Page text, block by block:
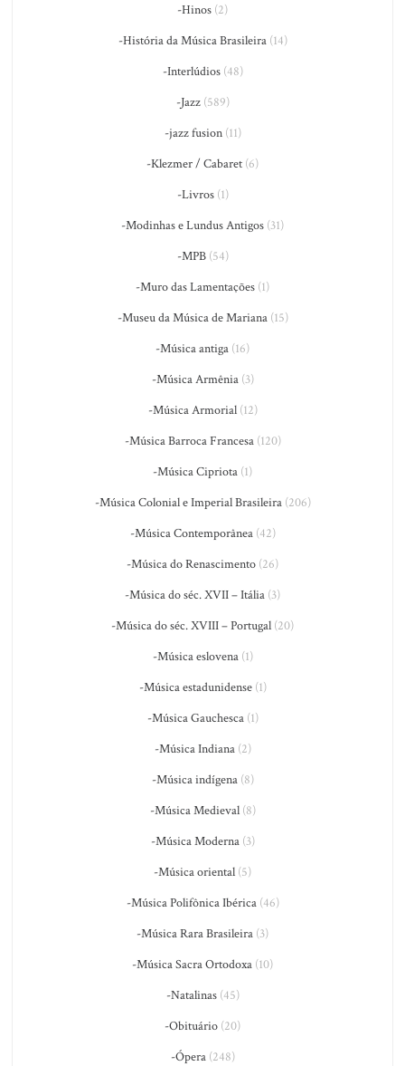
-Hinos (2)
-História da Música Brasileira(14)
-Interlúdios(48)
-Jazz(589)
-jazz fusion(11)
-Klezmer / Cabaret (6)
-Livros(1)
-Modinhas e Lundus Antigos (31)
-MPB(54)
-Muro das Lamentações (1)
-Museu da Música de Mariana(15)
-Música antiga (16)
-Música Armênia(3)
-Música Armorial(12)
-Música Barroca Francesa(120)
-Música Cipriota (1)
-Música Colonial e Imperial Brasileira(206)
-Música Contemporânea(42)
-Música do Renascimento (26)
-Música do séc. XVII – Itália (3)
-Música do séc. XVIII – Portugal (20)
-Música eslovena(1)
-Música estadunidense(1)
-Música Gauchesca(1)
-Música Indiana(2)
-Música indígena(8)
-Música Medieval(8)
-Música Moderna(3)
-Música oriental (5)
-Música Polifônica Ibérica(46)
-Música Rara Brasileira (3)
-Música Sacra Ortodoxa (10)
-Natalinas(45)
-Obituário (20)
-Ópera(248)